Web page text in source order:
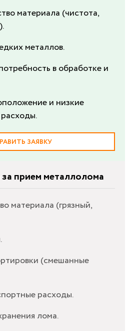
материала (чистота,
металлов.
в обработке и
и низкие
ЗАЯВКУ
прием металлолома
материала (грязный,
(смешанные
расходы.
лома.